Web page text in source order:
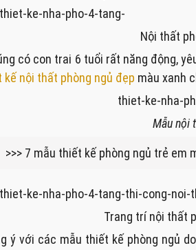
Nội thất
có con trai 6 tuổi rất năng động,
kế nội thất phòng ngủ đẹp màu xanh
Mẫu nội
>>> 7 mẫu thiết kế phòng ngủ trẻ em
Trang trí nội thất
ý với các mẫu thiết kế phòng ngủ